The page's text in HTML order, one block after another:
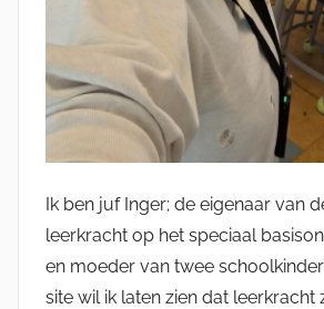
Ik ben juf Inger; de eigenaar van
leerkracht op het speciaal
en moeder van twee
site wil ik laten zien dat leerkracht